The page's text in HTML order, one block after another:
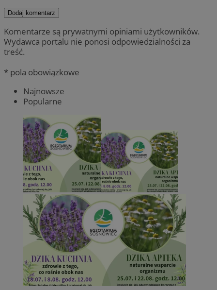
Dodaj komentarz
Komentarze są prywatnymi opiniami użytkowników.
Wydawca portalu nie ponosi odpowiedzialności za
treść.
* pola obowiązkowe
Najnowsze
Popularne